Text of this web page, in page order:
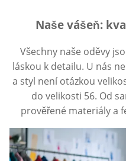
Naše vášeň:
Všechny naše oděvy
láskou k detailu. U nás
a styl není otázkou
do velikosti 56. Od
prověřené materiály a